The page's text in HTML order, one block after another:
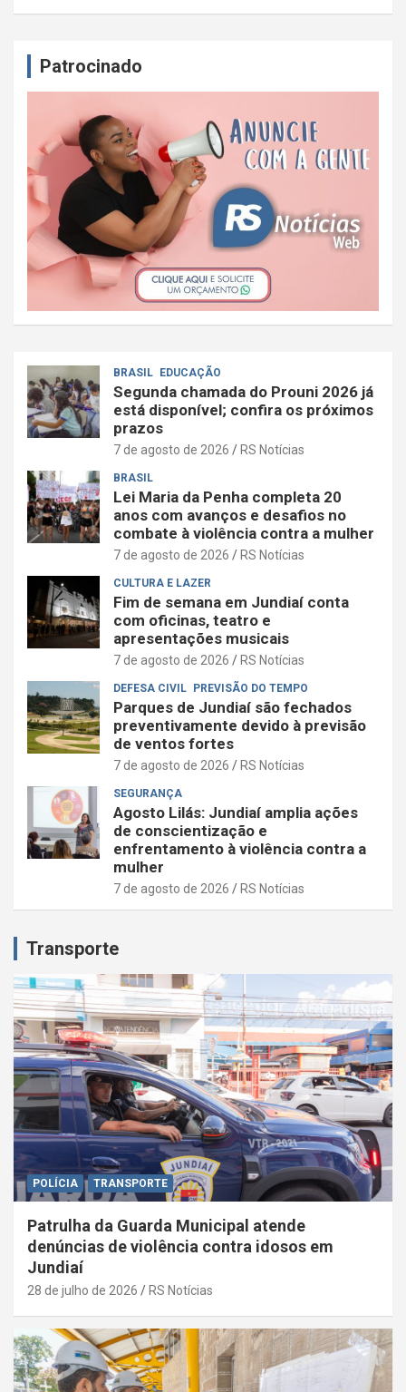
Patrocinado
BRASIL EDUCAÇÃO
Segunda chamada do Prouni 2026 já
está disponível; confira os próximos
prazos
7 de agosto de 2026 RS Notícias
BRASIL
Lei Maria da Penha completa 20
anos com avanços e desafios no
combate à violência contra a mulher
7 de agosto de 2026 RS Notícias
CULTURA E LAZER
Fim de semana em Jundiaí conta
com oficinas, teatro e
apresentações musicais
7 de agosto de 2026 RS Notícias
DEFESA CIVIL PREVISÃO DO TEMPO
Parques de Jundiaí são fechados
preventivamente devido à previsão
de ventos fortes
7 de agosto de 2026 RS Notícias
SEGURANÇA
Agosto Lilás: Jundiaí amplia ações
de conscientização e
enfrentamento à violência contra a
mulher
7 de agosto de 2026 RS Notícias
Transporte
POLÍCIA TRANSPORTE
Patrulha da Guarda Municipal atende
denúncias de violência contra idosos em
Jundiaí
28 de julho de 2026 RS Notícias